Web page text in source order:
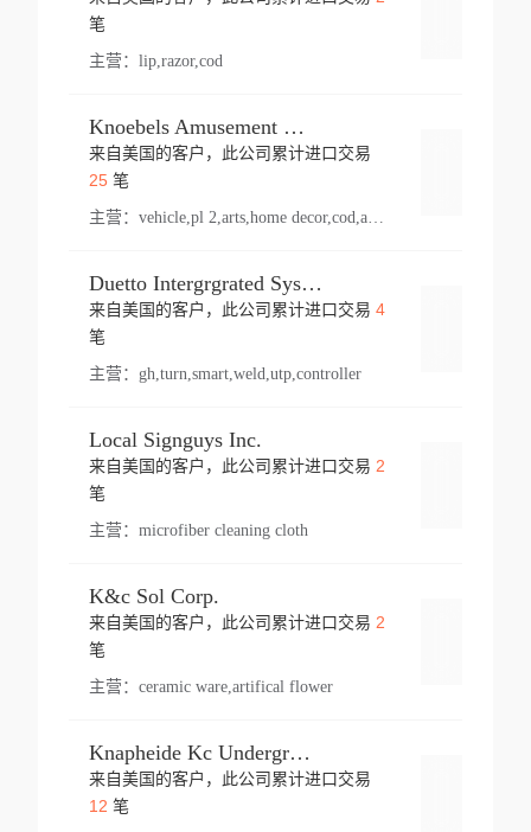
笔
主营： lip,razor,cod
Knoebels Amusement Resort
来自美国的客户，此公司累计进口交易
25笔
主营： vehicle,pl 2,arts,home decor,cod,amusement ride,sea
Duetto Intergrgrated Systems Inc.
来自美国的客户，此公司累计进口交易 4
笔
主营： gh,turn,smart,weld,utp,controller
Local Signguys Inc.
来自美国的客户，此公司累计进口交易 2
笔
主营： microfiber cleaning cloth
K&c Sol Corp.
来自美国的客户，此公司累计进口交易 2
笔
主营： ceramic ware,artifical flower
Knapheide Kc Underground
来自美国的客户，此公司累计进口交易
12 笔